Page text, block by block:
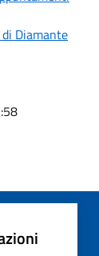
di Diamante